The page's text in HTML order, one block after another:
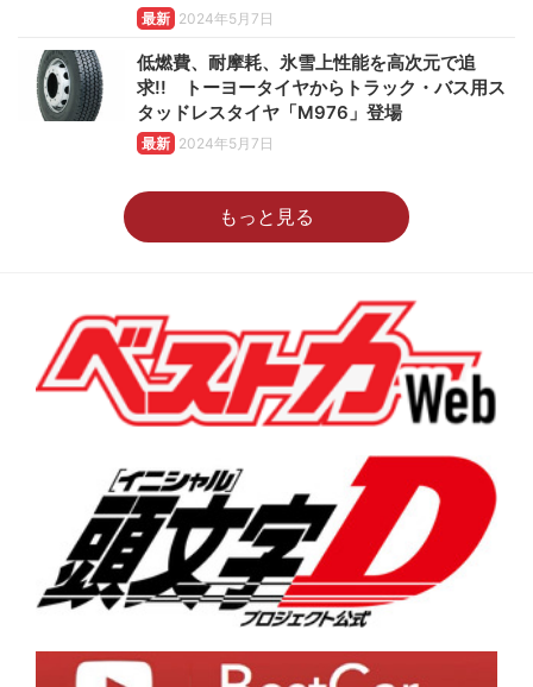
最新 2024年5月7日
低燃費、耐摩耗、氷雪上性能を高次元で追
求!! トーヨータイヤからトラック・バス用ス
タッドレスタイヤ「M976」登場
最新 2024年5月7日
もっと見る